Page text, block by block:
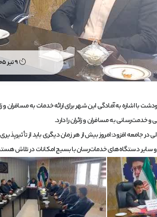
۹ تیر ۱۴۰۵
با اشاره به آمادگی این شهر برای ارائه خدمات به مسافران
خدمت‌رسانی به مسافران و زائران را دارد.
جامعه افزود: امروز بیش از هر زمان دیگری باید از
دستگاه‌های خدمات‌رسان با بسیج امکانات در تلاش هستند تا